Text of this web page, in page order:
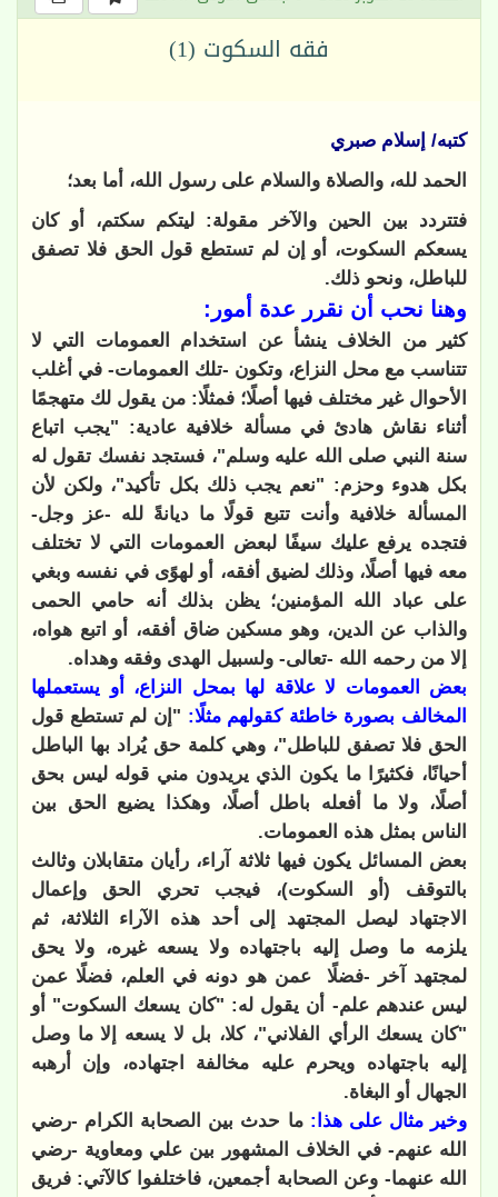
فقه السكوت (1)
كتبه/ إسلام صبري
الحمد لله، والصلاة والسلام على رسول الله، أما بعد؛
فتتردد بين الحين والآخر مقولة: ليتكم سكتم، أو كان
يسعكم السكوت، أو إن لم تستطع قول الحق فلا تصفق
للباطل، ونحو ذلك.
وهنا نحب أن نقرر عدة أمور:
كثير من الخلاف ينشأ عن استخدام العمومات التي لا
تتناسب مع محل النزاع، وتكون -تلك العمومات- في أغلب
الأحوال غير مختلف فيها أصلًا؛ فمثلًا: من يقول لك متهجمًا
أثناء نقاش هادئ في مسألة خلافية عادية: "يجب اتباع
سنة النبي صلى الله عليه وسلم"، فستجد نفسك تقول له
بكل هدوء وحزم: "نعم يجب ذلك بكل تأكيد"، ولكن لأن
المسألة خلافية وأنت تتبع قولًا ما ديانةً لله -عز وجل-
فتجده يرفع عليك سيفًا لبعض العمومات التي لا تختلف
معه فيها أصلًا، وذلك لضيق أفقه، أو لهوًى في نفسه وبغي
على عباد الله المؤمنين؛ يظن بذلك أنه حامي الحمى
والذاب عن الدين، وهو مسكين ضاق أفقه، أو اتبع هواه،
إلا من رحمه الله -تعالى- ولسبيل الهدى وفقه وهداه.
بعض العمومات لا علاقة لها بمحل النزاع، أو يستعملها
المخالف بصورة خاطئة كقولهم مثلًا: "إن لم تستطع قول
الحق فلا تصفق للباطل"، وهي كلمة حق يُراد بها الباطل
أحيانًا، فكثيرًا ما يكون الذي يريدون مني قوله ليس بحق
أصلًا، ولا ما أفعله باطل أصلًا، وهكذا يضيع الحق بين
الناس بمثل هذه العمومات.
بعض المسائل يكون فيها ثلاثة آراء، رأيان متقابلان وثالث
بالتوقف (أو
السكوت)، فيجب تحري الحق وإعمال
الاجتهاد ليصل المجتهد إلى أحد هذه الآراء الثلاثة، ثم
يلزمه ما وصل إليه باجتهاده ولا يسعه غيره، ولا يحق
لمجتهد آخر -فضلًا عمن هو دونه في العلم، فضلًا عمن
ليس عندهم علم- أن يقول له: "كان يسعك السكوت" أو
"كان يسعك الرأي الفلاني"، كلا، بل لا يسعه إلا ما وصل
إليه باجتهاده ويحرم عليه مخالفة اجتهاده، وإن أرهبه
الجهال أو البغاة.
وخير مثال على هذا:ما حدث بين الصحابة الكرام -رضي
الله عنهم- في الخلاف المشهور بين علي ومعاوية -رضي
الله عنهما- وعن الصحابة أجمعين، فاختلفوا كالآتي: فريق